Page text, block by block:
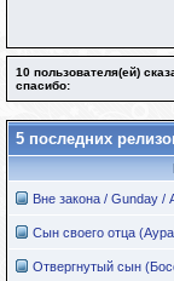
10 пользователя(ей)
cпасибо:
5 последних
Вне закона / Gunday /
Сын своего отца
Отвергнутый сын